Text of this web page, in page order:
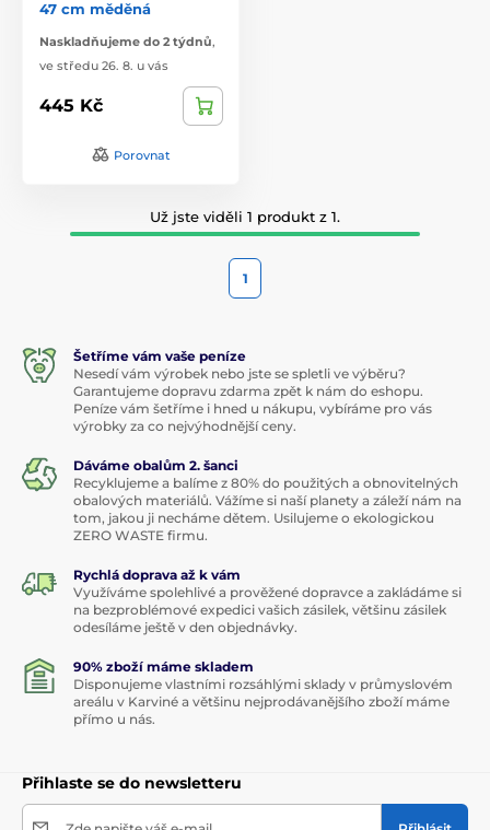
47 cm měděná
Naskladňujeme do 2 týdnů,
ve středu 26. 8. u vás
445 Kč
Porovnat
Už jste viděli 1 produkt z 1.
1
Šetříme vám vaše peníze
Nesedí vám výrobek nebo jste se spletli ve výběru?
Garantujeme dopravu zdarma zpět k nám do eshopu.
Peníze vám šetříme i hned u nákupu, vybíráme pro vás
výrobky za co nejvýhodnější ceny.
Dáváme obalům 2. šanci
Recyklujeme a balíme z 80% do použitých a obnovitelných
obalových materiálů. Vážíme si naší planety a záleží nám na
tom, jakou ji necháme dětem. Usilujeme o ekologickou
ZERO WASTE firmu.
Rychlá doprava až k vám
Využíváme spolehlivé a prověžené dopravce a zakládáme si
na bezproblémové expedici vašich zásilek, většinu zásilek
odesíláme ještě v den objednávky.
90% zboží máme skladem
Disponujeme vlastními rozsáhlými sklady v průmyslovém
areálu v Karviné a většinu nejprodávanějšího zboží máme
přímo u nás.
Přihlaste se do newsletteru